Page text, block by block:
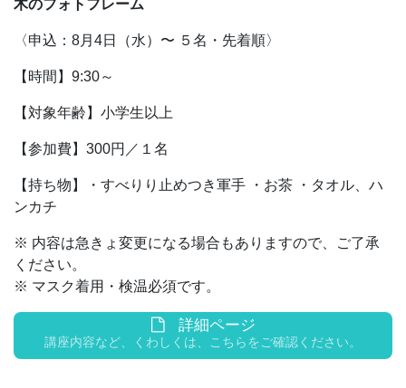
木のフォトフレーム
〈申込：8月4日（水）〜 ５名・先着順〉
【時間】9:30～
【対象年齢】小学生以上
【参加費】300円／１名
【持ち物】・すべりり止めつき軍手 ・お茶 ・タオル、ハ
ンカチ
※ 内容は急きょ変更になる場合もありますので、ご了承
ください。
※ マスク着用・検温必須です。
詳細ページ
講座内容など、くわしくは、こちらをご確認ください。